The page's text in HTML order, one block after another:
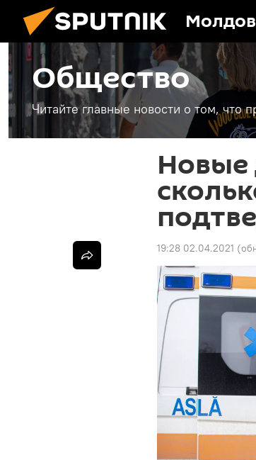
Общество
Читайте главные новости о том,
Новые
19:28 02.04.2021